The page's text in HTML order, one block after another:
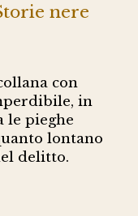
nere
con
in
le pieghe
lontano
delitto.